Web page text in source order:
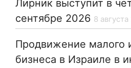
Лирник выступит в
сентябре 2026 8
Продвижение малого
бизнеса в Израиле в